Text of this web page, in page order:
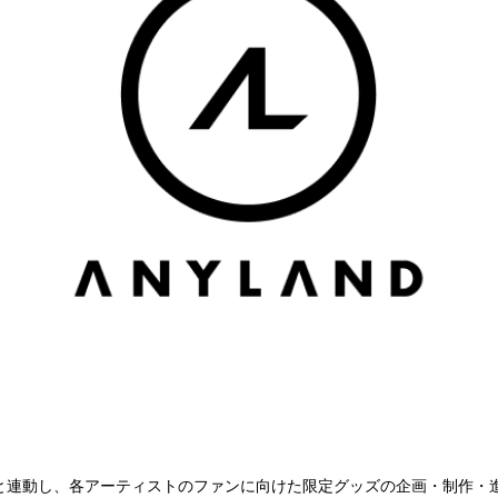
動し、各アーティストのファンに向けた限定グッズの企画・制作・